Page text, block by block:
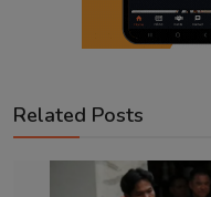
Related Posts